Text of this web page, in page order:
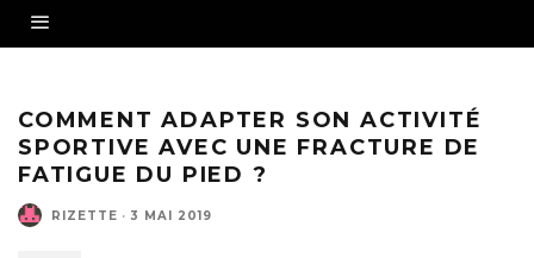
COMMENT ADAPTER SON ACTIVITÉ
SPORTIVE AVEC UNE FRACTURE DE
FATIGUE DU PIED ?
RIZETTE · 3 MAI 2019